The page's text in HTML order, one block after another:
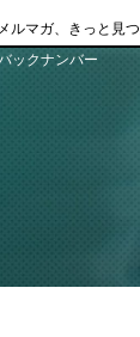
ルマガ、きっと見
ックナンバー